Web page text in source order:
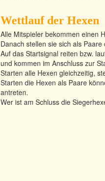
Wettlauf der Hexen
Alle Mitspieler bekommen einen
Danach stellen sie sich als
Auf das Startsignal reiten bzw.
und kommen im Anschluss zur
Starten alle Hexen gleichzeitig,
Starten die Hexen als Paare
antreten.
Wer ist am Schluss die